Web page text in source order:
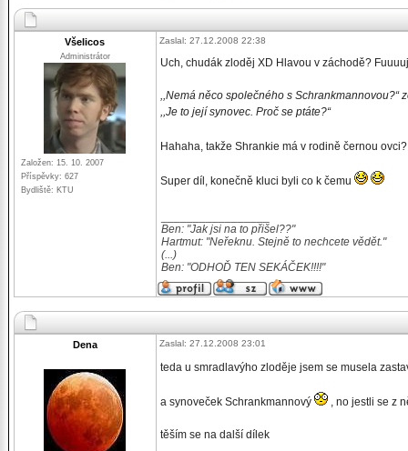
Všelicos
Administrátor
Založen: 15. 10. 2007
Příspěvky: 627
Bydliště: KTU
Zaslal: 27.12.2008 22:38
Uch, chudák zloděj XD Hlavou v záchodě?
,,Nemá něco společného s Schrankmannovou?“
,,Je to její synovec. Proč se ptáte?“
Hahaha, takže Shrankie má v rodině černou
Super díl, konečně kluci byli co k čemu
Ben: "Jak jsi na to přišel??"
Hartmut: "Neřeknu. Stejně to nechcete vědět."
(...)
Ben: "ODHOĎ TEN SEKÁČEK!!!!"
Dena Zaslal: 27.12.2008 23:01
teda u smradlavýho zloděje jsem se musela
a synoveček Schrankmannový , no jestli se z
těším se na další dílek